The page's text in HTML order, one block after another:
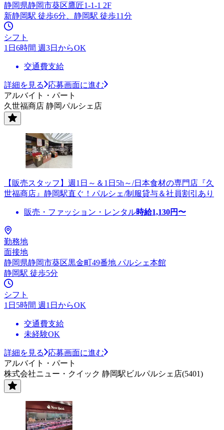
静岡県静岡市葵区鷹匠1-1-1 2F
新静岡駅 徒歩6分、静岡駅 徒歩11分
シフト
1日6時間 週3日からOK
交通費支給
詳細を見る
応募画面に進む
アルバイト・パート
久世福商店 静岡パルシェ店
【販売スタッフ】週1日～＆1日5h～/日本食材の専門店『久
世福商店』静岡駅直ぐ！パルシェ/制服貸与＆社員割引あり
販売・ファッション・レンタル時給1,130円〜
勤務地
面接地
静岡県静岡市葵区黒金町49番地 パルシェ本館
静岡駅 徒歩5分
シフト
1日5時間 週1日からOK
交通費支給
未経験OK
詳細を見る
応募画面に進む
アルバイト・パート
株式会社ニュー・クイック 静岡駅ビルパルシェ店(5401)